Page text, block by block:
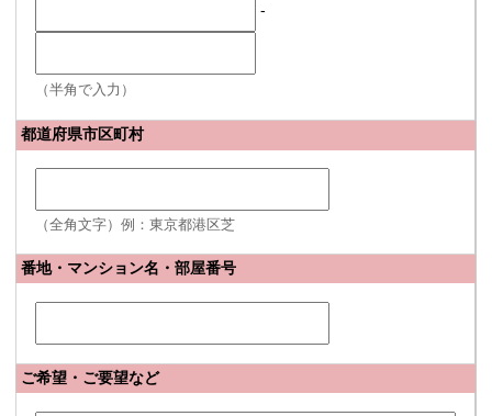
-
（半角で入力）
都道府県市区町村
（全角文字）例：東京都港区芝
番地・マンション名・部屋番号
ご希望・ご要望など